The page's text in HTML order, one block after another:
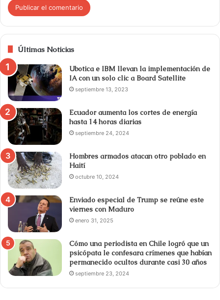
Últimas Noticias
Ubotica e IBM llevan la implementación de
IA con un solo clic a Board Satellite
septiembre 13, 2023
Ecuador aumenta los cortes de energía
hasta 14 horas diarias
septiembre 24, 2024
Hombres armados atacan otro poblado en
Haití
octubre 10, 2024
Enviado especial de Trump se reúne este
viernes con Maduro
enero 31, 2025
Cómo una periodista en Chile logró que un
psicópata le confesara crímenes que habían
permanecido ocultos durante casi 30 años
septiembre 23, 2024